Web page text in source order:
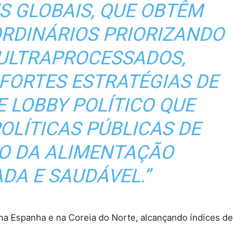
GLOBAIS, QUE OBTÊM
PRIORIZANDO
ESTRATÉGIAS DE
LOBBY POLÍTICO QUE
PÚBLICAS DE
DA ALIMENTAÇÃO
E SAUDÁVEL.”
Espanha e na Coreia do Norte, alcançando índices de